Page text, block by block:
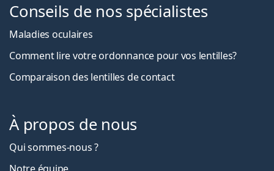
Conseils de nos spécialistes
Maladies oculaires
Comment lire votre ordonnance pour vos lentilles?
Comparaison des lentilles de contact
À propos de nous
Qui sommes-nous ?